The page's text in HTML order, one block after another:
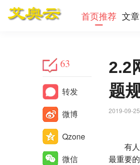
首页推荐 文
63
转发
微博
Qzone
微信
2.2
题
2019-09-25
有人
最重要